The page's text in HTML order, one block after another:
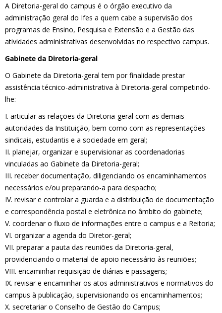
A Diretoria-geral do campus é o órgão executivo da
administração geral do Ifes a quem cabe a supervisão dos
programas de Ensino, Pesquisa e Extensão e a Gestão das
atividades administrativas desenvolvidas no respectivo campus.
Gabinete da Diretoria-geral
O Gabinete da Diretoria-geral tem por finalidade prestar
assistência técnico-administrativa à Diretoria-geral competindo-
lhe:
I. articular as relações da Diretoria-geral com as demais
autoridades da Instituição, bem como com as representações
sindicais, estudantis e a sociedade em geral;
II. planejar, organizar e supervisionar as coordenadorias
vinculadas ao Gabinete da Diretoria-geral;
III. receber documentação, diligenciando os encaminhamentos
necessários e/ou preparando-a para despacho;
IV. revisar e controlar a guarda e a distribuição de documentação
e correspondência postal e eletrônica no âmbito do gabinete;
V. coordenar o fluxo de informações entre o campus e a Reitoria;
VI. organizar a agenda do Diretor-geral;
VII. preparar a pauta das reuniões da Diretoria-geral,
providenciando o material de apoio necessário às reuniões;
VIII. encaminhar requisição de diárias e passagens;
IX. revisar e encaminhar os atos administrativos e normativos do
campus à publicação, supervisionando os encaminhamentos;
X. secretariar o Conselho de Gestão do Campus;